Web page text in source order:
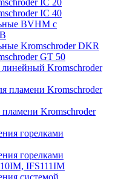
IC 20
IC 40
BVHM с
Kromschroder DKR
GT 50
линейный Kromschroder
пламени Kromschroder
пламени Kromschroder
горелками
горелками
IFS111IM
системой